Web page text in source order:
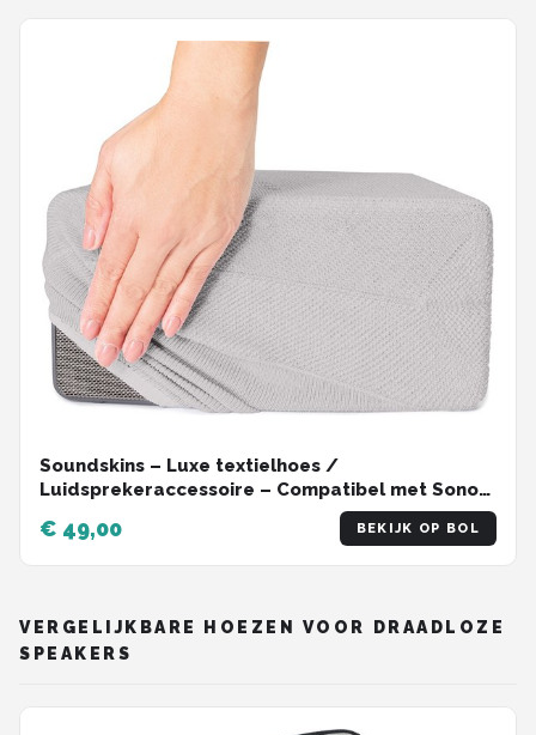
Soundskins – Luxe textielhoes /
Luidsprekeraccessoire – Compatibel met Sonos
€ 49,00 BEKIJK OP BOL
VERGELIJKBARE HOEZEN VOOR DRAADLOZE
SPEAKERS